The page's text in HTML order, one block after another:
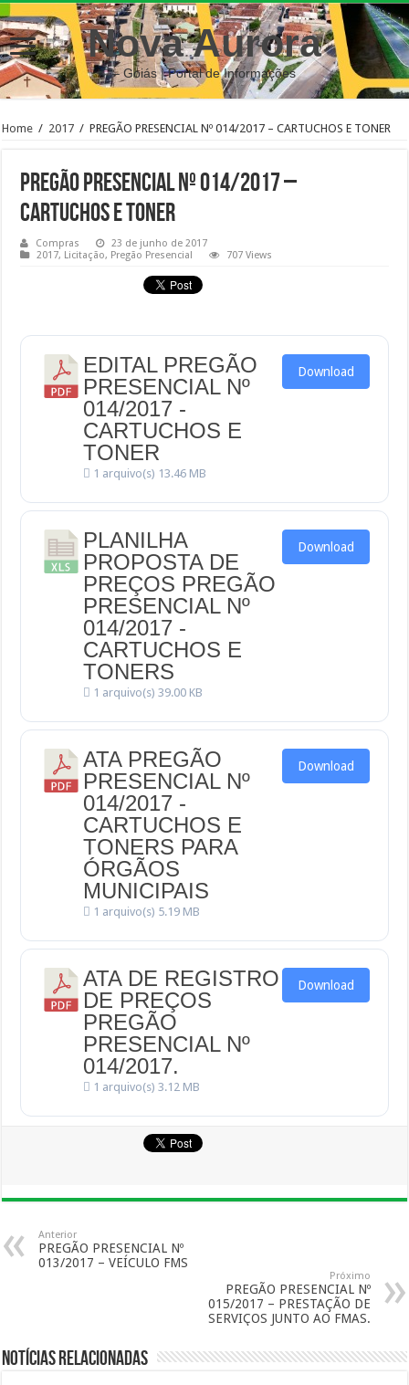
Nova Aurora
– Goiás | Portal de Informações
Home / 2017 / PREGÃO PRESENCIAL Nº 014/2017 – CARTUCHOS E TONER
PREGÃO PRESENCIAL Nº 014/2017 –
CARTUCHOS E TONER
Compras
23 de junho de 2017
2017, Licitação, Pregão Presencial 707 Views
EDITAL PREGÃO
PRESENCIAL Nº
014/2017 -
CARTUCHOS E
TONER
1 arquivo(s) 13.46 MB
Download
PLANILHA
PROPOSTA DE
PREÇOS PREGÃO
PRESENCIAL Nº
014/2017 -
CARTUCHOS E
TONERS
1 arquivo(s)39.00 KB
Download
ATA PREGÃO
PRESENCIAL Nº
014/2017 -
CARTUCHOS E
TONERS PARA
ÓRGÃOS
MUNICIPAIS
1 arquivo(s) 5.19 MB
Download
ATA DE REGISTRO
DE PREÇOS
PREGÃO
PRESENCIAL Nº
014/2017.
1 arquivo(s)3.12 MB
Download
Anterior
PREGÃO PRESENCIAL Nº
013/2017 – VEÍCULO FMS
Próximo
PREGÃO PRESENCIAL Nº
015/2017 – PRESTAÇÃO DE
SERVIÇOS JUNTO AO FMAS.
Notícias Relacionadas